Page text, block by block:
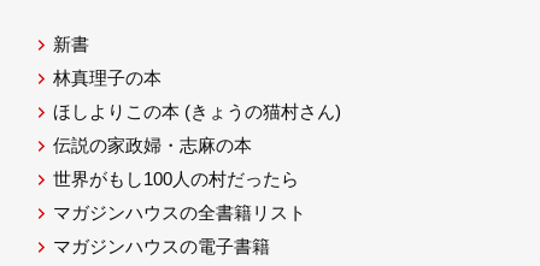
新書
林真理子の本
ほしよりこの本 (きょうの猫村さん)
伝説の家政婦・志麻の本
世界がもし100人の村だったら
マガジンハウスの全書籍リスト
マガジンハウスの電子書籍